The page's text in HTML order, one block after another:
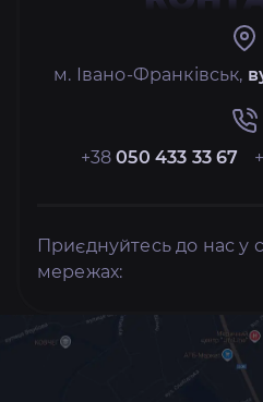
м. Івано-Франківськ,
+38050 433 33 67
Приєднуйтесь до нас у
мережах: